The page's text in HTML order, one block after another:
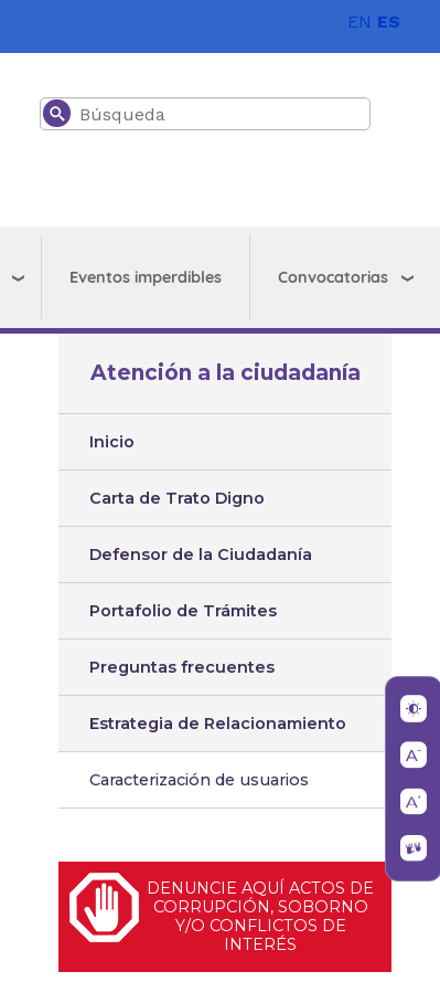
EN ES
Buscar
Eventos imperdibles Convocatorias
Atención a la ciudadanía
Inicio
Carta de Trato Digno
Defensor de la Ciudadanía
Portafolio de Trámites
Preguntas frecuentes
Estrategia de Relacionamiento
Caracterización de usuarios
DENUNCIE AQUÍ ACTOS DE
CORRUPCIÓN, SOBORNO
Y/O CONFLICTOS DE
INTERÉS